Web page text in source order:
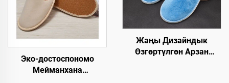
мейманхана панчыгы
Эко-достоспономо
Мейманхана
Жаңы Дизайндык
Өзгөртүлгөн Арзан